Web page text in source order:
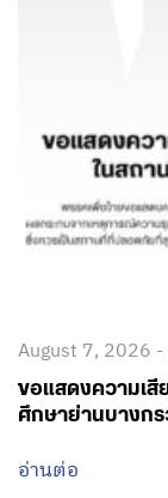
August 7, 2026
ขอแสดงความเสี
ศึกษาย่านบางก
อ่านต่อ